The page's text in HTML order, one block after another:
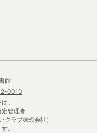
館
0010
、
定管理者
クラブ株式会社）
。